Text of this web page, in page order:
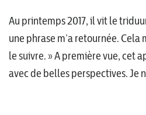
Au printemps 2017, il vit le
une phrase m’a retournée.
le suivre. » A première vue, cet
avec de belles perspectives. Je